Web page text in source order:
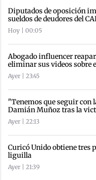
Diputados de oposición
sueldos de deudores del
Hoy | 00:05
Abogado influencer
eliminar sus videos sobre
Ayer | 23:45
"Tenemos que seguir con
Damián Muñoz tras la
Ayer | 22:13
Curicó Unido obtiene tres
liguilla
Ayer | 21:39